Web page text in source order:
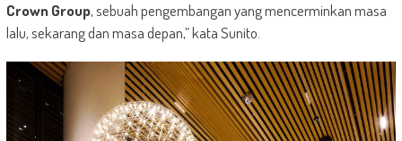
Crown Group, sebuah pengembangan yang mencerminkan masa
lalu, sekarang dan masa depan,” kata Sunito.